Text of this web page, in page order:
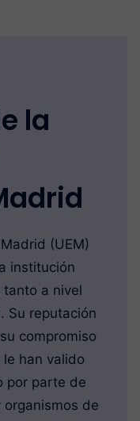
la
(UEM)
institución
a nivel
Su reputación
compromiso
han valido
por parte de
de